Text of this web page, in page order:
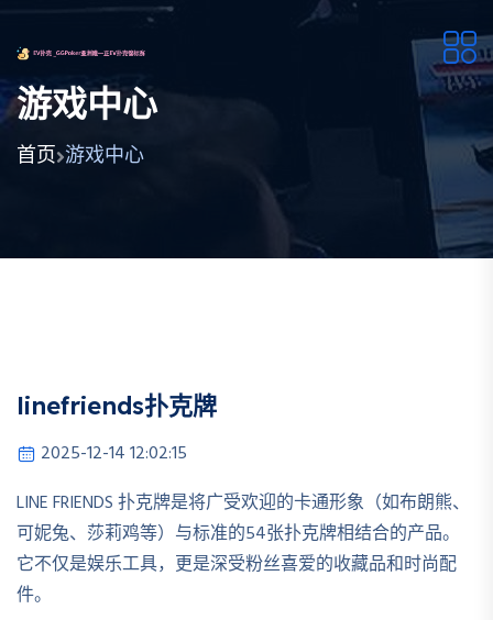
游戏中心
首页 游戏中心
linefriends扑克牌
2025-12-14 12:02:15
LINE FRIENDS 扑克牌是将广受欢迎的卡通形象（如布朗熊、
可妮兔、莎莉鸡等）与标准的54张扑克牌相结合的产品。
它不仅是娱乐工具，更是深受粉丝喜爱的收藏品和时尚配
件。